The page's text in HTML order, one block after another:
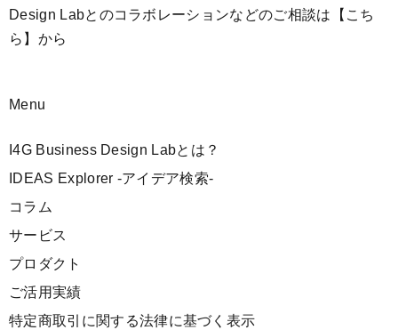
Design Labとのコラボレーションなどのご相談は 【こち
ら】 から
Menu
I4G Business Design Labとは？
IDEAS Explorer -アイデア検索-
コラム
サービス
プロダクト
ご活用実績
特定商取引に関する法律に基づく表示